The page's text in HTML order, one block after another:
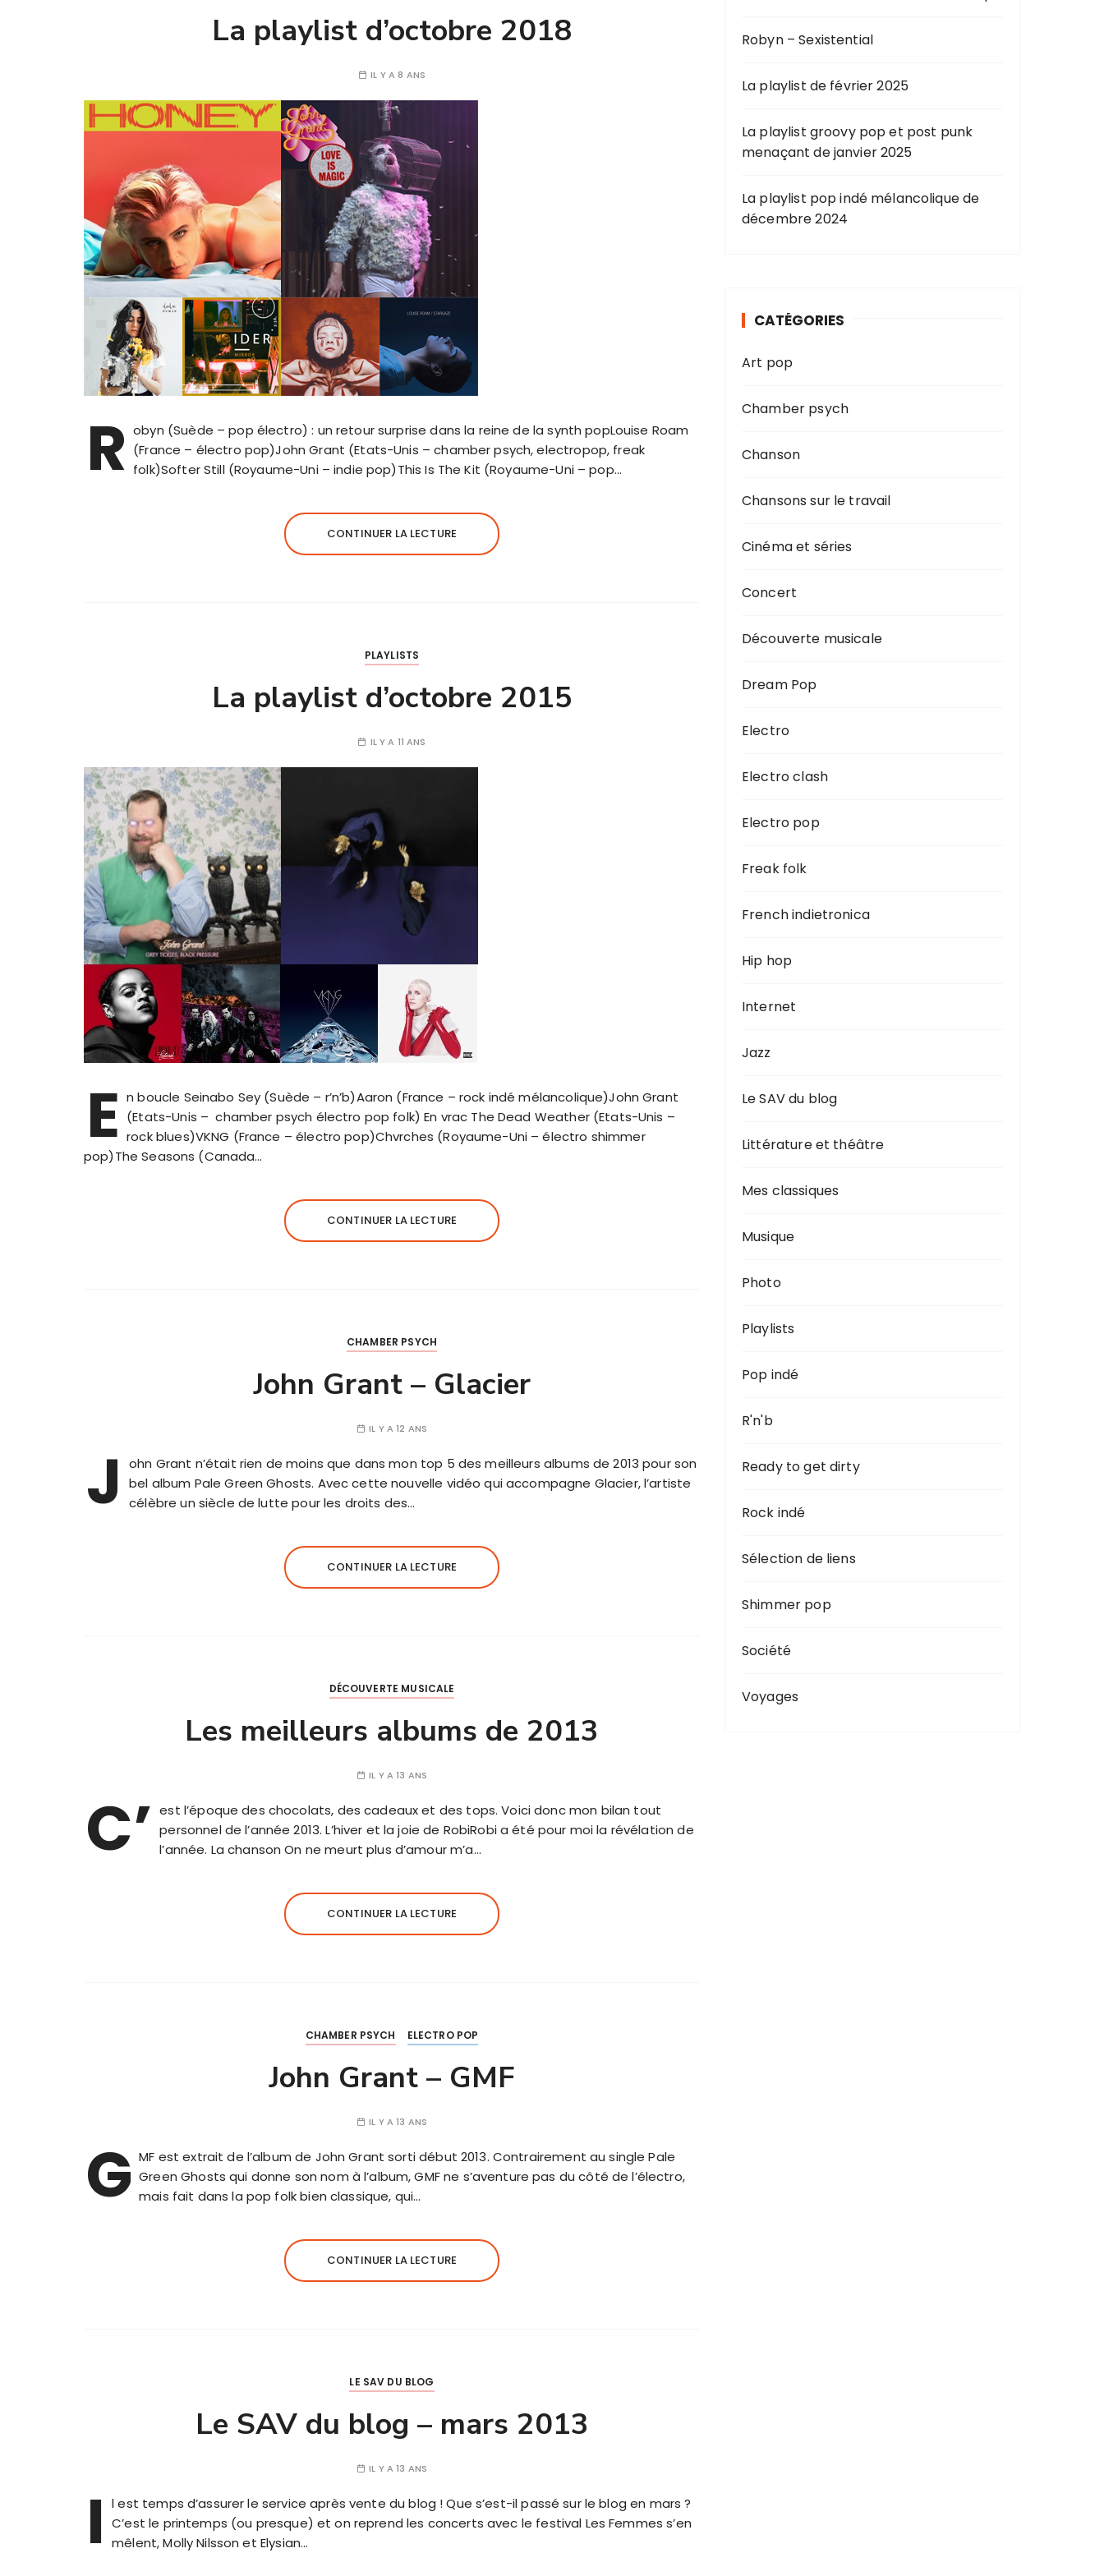
La playlist d’octobre 2018
IL Y A 8 ANS
R obyn (Suède – pop électro) : un retour surprise dans la reine de la synth popLouise Roam
(France – électro pop)John Grant (Etats-Unis – chamber psych, electropop, freak
folk)Softer Still (Royaume-Uni – indie pop)This Is The Kit (Royaume-Uni – pop…
CONTINUER LA LECTURE
PLAYLISTS
La playlist d’octobre 2015
IL Y A 11 ANS
E n boucle Seinabo Sey (Suède – r’n’b)Aaron (France – rock indé mélancolique)John Grant
(Etats-Unis – chamber psych électro pop folk) En vrac The Dead Weather (Etats-Unis –
rock blues)VKNG (France – électro pop)Chvrches (Royaume-Uni – électro shimmer
pop)The Seasons (Canada…
CONTINUER LA LECTURE
CHAMBER PSYCH
John Grant – Glacier
IL Y A 12 ANS
J
ohn Grant n’était rien de moins que dans mon top 5 des meilleurs albums de 2013 pour son
bel album Pale Green Ghosts. Avec cette nouvelle vidéo qui accompagne Glacier, l’artiste
célèbre un siècle de lutte pour les droits des…
CONTINUER LA LECTURE
DÉCOUVERTE MUSICALE
Les meilleurs albums de 2013
IL Y A 13 ANS
C’ est l’époque des chocolats, des cadeaux et des tops. Voici donc mon bilan tout
personnel de l’année 2013. L’hiver et la joie de RobiRobi a été pour moi la révélation de
l’année. La chanson On ne meurt plus d’amour m’a…
CONTINUER LA LECTURE
CHAMBER PSYCH ELECTRO POP
John Grant – GMF
IL Y A 13 ANS
G MF est extrait de l’album de John Grant sorti début 2013. Contrairement au single Pale
Green Ghosts qui donne son nom à l’album, GMF ne s’aventure pas du côté de l’électro,
mais fait dans la pop folk bien classique, qui…
CONTINUER LA LECTURE
LE SAV DU BLOG
Le SAV du blog – mars 2013
IL Y A 13 ANS
I
l est temps d’assurer le service après vente du blog ! Que s’est-il passé sur le blog en mars ?
C’est le printemps (ou presque) et on reprend les concerts avec le festival Les Femmes s’en
mêlent, Molly Nilsson et Elysian…
Robyn – Sexistential
La playlist de février 2025
La playlist groovy pop et post punk
menaçant de janvier 2025
La playlist pop indé mélancolique de
décembre 2024
CATÉGORIES
Art pop
Chamber psych
Chanson
Chansons sur le travail
Cinéma et séries
Concert
Découverte musicale
Dream Pop
Electro
Electro clash
Electro pop
Freak folk
French indietronica
Hip hop
Internet
Jazz
Le SAV du blog
Littérature et théâtre
Mes classiques
Musique
Photo
Playlists
Pop indé
R'n'b
Ready to get dirty
Rock indé
Sélection de liens
Shimmer pop
Société
Voyages